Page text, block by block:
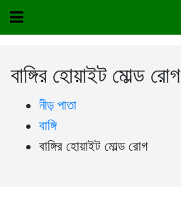
বাঙ্গির হোয়াইট মোল্ড রোগ
নীড় পাতা
বাঙ্গি
বাঙ্গির হোয়াইট মোল্ড রোগ